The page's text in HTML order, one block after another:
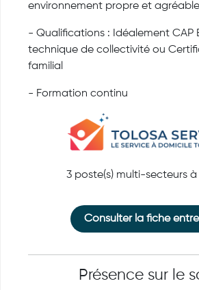
environnement propre et agréable
- Qualifications : Idéalement CAP
technique de collectivité ou
familial
- Formation continu
3 poste(s) multi-secteurs
Consulter la fiche
Présence sur le